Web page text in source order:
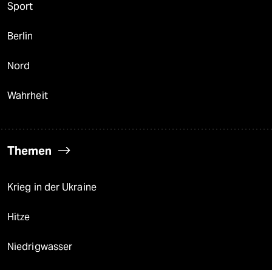
Sport
Berlin
Nord
Wahrheit
Themen
Krieg in der Ukraine
Hitze
Niedrigwasser